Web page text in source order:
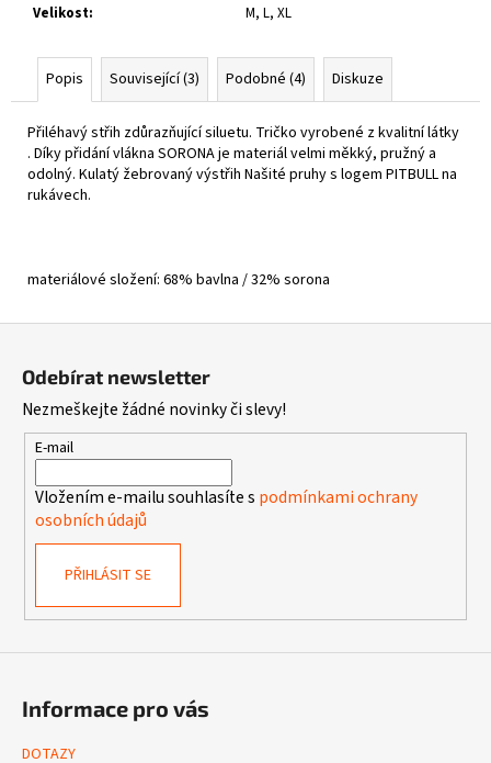
Velikost: M, L, XL
Popis Související (3) Podobné (4) Diskuze
Přiléhavý střih zdůrazňující siluetu. Tričko vyrobené z kvalitní látky
. Díky přidání vlákna SORONA je materiál velmi měkký, pružný a
odolný. Kulatý žebrovaný výstřih Našité pruhy s logem PITBULL na
rukávech.
materiálové složení: 68% bavlna / 32% sorona
SCHWARZ
050
Odebírat newsletter
Nezmeškejte žádné novinky či slevy!
E-mail
Vložením e-mailu souhlasíte s podmínkami ochrany
osobních údajů
PŘIHLÁSIT SE
Informace pro vás
DOTAZY